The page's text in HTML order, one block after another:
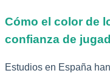
Cómo el color de
confianza de
Estudios en España